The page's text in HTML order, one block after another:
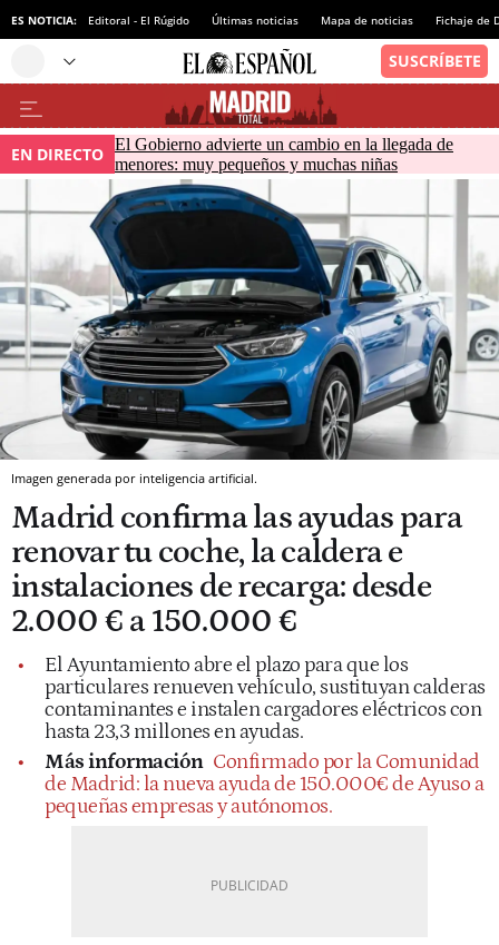
ES NOTICIA: Editoral - El Rúgido Últimas noticias Mapa de noticias Fichaje de
EN DIRECTO El Gobierno advierte un cambio en la llegada de
menores: muy pequeños y muchas niñas
Imagen generada por inteligencia artificial.
Madrid confirma las ayudas para
renovar tu coche, la caldera e
instalaciones de recarga: desde
2.000 € a 150.000 €
El Ayuntamiento abre el plazo para que los
particulares renueven vehículo, sustituyan calderas
contaminantes e instalen cargadores eléctricos con
hasta 23,3 millones en ayudas.
Más información Confirmado por la Comunidad
de Madrid: la nueva ayuda de 150.000€ de Ayuso a
pequeñas empresas y autónomos.